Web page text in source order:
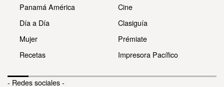
Panamá América
Día a Día
Mujer
Recetas
Cine
Clasiguía
Prémiate
Impresora Pacífico
- Redes sociales -